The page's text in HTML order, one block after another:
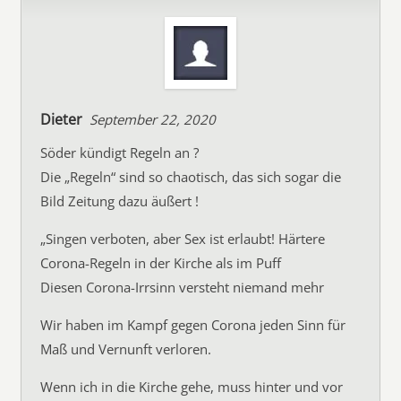
Dieter September 22, 2020
Söder kündigt Regeln an ?
Die „Regeln“ sind so chaotisch, das sich sogar die
Bild Zeitung dazu äußert !
„Singen verboten, aber Sex ist erlaubt! Härtere
Corona-Regeln in der Kirche als im Puff
Diesen Corona-Irrsinn versteht niemand mehr
Wir haben im Kampf gegen Corona jeden Sinn für
Maß und Vernunft verloren.
Wenn ich in die Kirche gehe, muss hinter und vor